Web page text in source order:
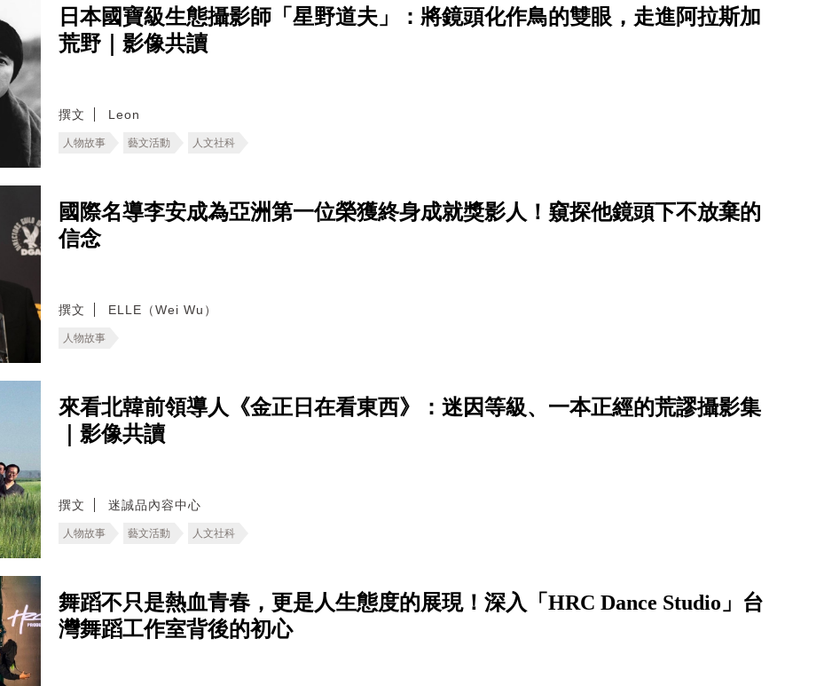
日本國寶級生態攝影師「星野道夫」：將鏡頭化作鳥的雙眼，走進阿拉斯加
荒野｜影像共讀
撰文 Leon
人物故事 藝文活動 人文社科
國際名導李安成為亞洲第一位榮獲終身成就獎影人！窺探他鏡頭下不放棄的
信念
撰文 ELLE（Wei Wu）
人物故事
來看北韓前領導人《金正日在看東西》：迷因等級、一本正經的荒謬攝影集
｜影像共讀
撰文 迷誠品內容中心
人物故事 藝文活動 人文社科
舞蹈不只是熱血青春，更是人生態度的展現！深入「HRC Dance Studio」台
灣舞蹈工作室背後的初心